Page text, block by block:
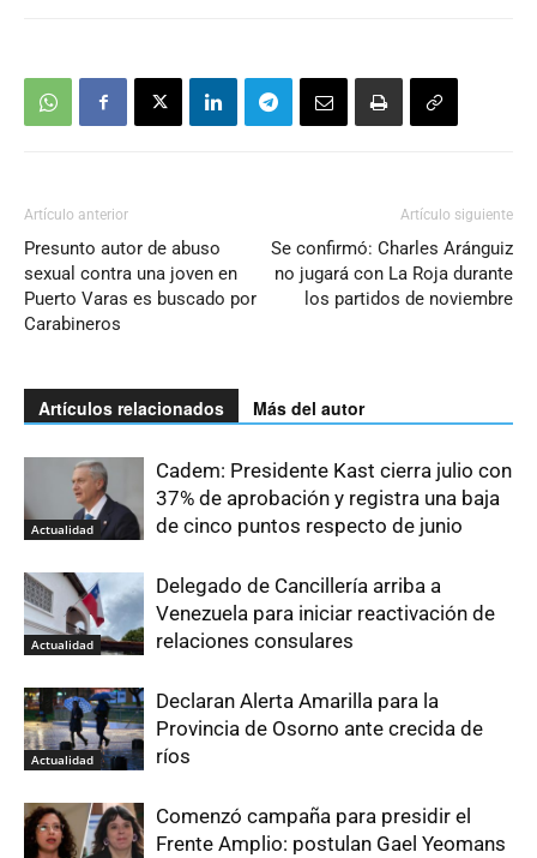
Artículo anterior
Presunto autor de abuso
sexual contra una joven en
Puerto Varas es buscado por
Carabineros
Artículo siguiente
Se confirmó: Charles Aránguiz
no jugará con La Roja durante
los partidos de noviembre
Artículos relacionados Más del autor
Actualidad
Cadem: Presidente Kast cierra julio con
37% de aprobación y registra una baja
de cinco puntos respecto de junio
Actualidad
Delegado de Cancillería arriba a
Venezuela para iniciar reactivación de
relaciones consulares
Actualidad
Declaran Alerta Amarilla para la
Provincia de Osorno ante crecida de
ríos
Comenzó campaña para presidir el
Frente Amplio: postulan Gael Yeomans